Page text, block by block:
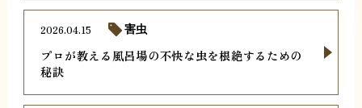
プロが教える風呂場の不快な虫を根絶するための
秘訣
2026.04.15 害虫